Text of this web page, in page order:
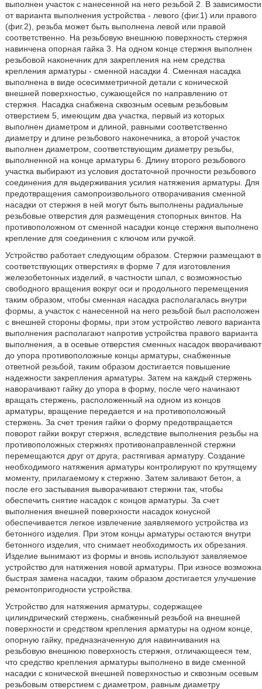
выполнен участок с нанесенной на него резьбой 2. В зависимости
от варианта выполнения устройства - левого (фиг.1) или правого
(фиг.2), резьба может быть выполнена левой или правой
соответственно. На резьбовую внешнюю поверхность стержня
навинчена опорная гайка 3. На одном конце стержня выполнен
резьбовой наконечник для закрепления на нем средства
крепления арматуры - сменной насадки 4. Сменная насадка
выполнена в виде осесимметричной детали с конической
внешней поверхностью, сужающейся по направлению от
стержня. Насадка снабжена сквозным осевым резьбовым
отверстием 5, имеющим два участка, первый из которых
выполнен диаметром и длиной, равными соответственно
диаметру и длине резьбового наконечника, а второй участок
выполнен диаметром, соответствующим диаметру резьбы,
выполненной на конце арматуры 6. Длину второго резьбового
участка выбирают из условия достаточной прочности резьбового
соединения для выдерживания усилия натяжения арматуры. Для
предотвращения самопроизвольного отворачивания сменной
насадки от стержня в ней могут быть выполнены радиальные
резьбовые отверстия для размещения стопорных винтов. На
противоположном от сменной насадки конце стержня выполнено
крепление для соединения с ключом или ручкой.
Устройство работает следующим образом. Стержни размещают в
соответствующих отверстиях в форме 7 для изготовления
железобетонных изделий, в частности шпал, с возможностью
свободного вращения вокруг оси и продольного перемещения
таким образом, чтобы сменная насадка располагалась внутри
формы, а участок с нанесенной на него резьбой был расположен
с внешней стороны формы, при этом устройство левого варианта
выполнения располагают напротив устройства правого варианта
выполнения, а в осевые отверстия сменных насадок вворачивают
до упора противоположные концы арматуры, снабженные
ответной резьбой, таким образом достигается повышение
надежности закрепления арматуры. Затем на каждый стержень
наворачивают гайку до упора в форму, после чего начинают
вращать стержень, расположенный на одном из концов
арматуры, вращение передается и на противоположный
стержень. За счет трения гайки о форму предотвращается
поворот гайки вокруг стержня, вследствие выполнения резьбы на
противоположных стержнях противонаправленной стержни
перемещаются друг от друга, растягивая арматуру. Создание
необходимого натяжения арматуры контролируют по крутящему
моменту, прилагаемому к стержню. Затем заливают бетон, а
после его застывания выворачивают стержни так, чтобы
обеспечить снятие насадок с концов арматуры. За счет
выполнения внешней поверхности насадок конусной
обеспечивается легкое извлечение заявляемого устройства из
бетонного изделия. При этом концы арматуры остаются внутри
бетонного изделия, что снимает необходимость их обрезания.
Изделие вынимают из формы и вновь используют заявляемое
устройство для натяжения новой арматуры. При износе возможна
быстрая замена насадки, таким образом достигается улучшение
ремонтопригодности устройства.
Устройство для натяжения арматуры, содержащее
цилиндрический стержень, снабженный резьбой на внешней
поверхности и средством крепления арматуры на одном конце,
опорную гайку, предназначенную для навинчивания на
резьбовую внешнюю поверхность стержня, отличающееся тем,
что средство крепления арматуры выполнено в виде сменной
насадки с конической внешней поверхностью и сквозным осевым
резьбовым отверстием с диаметром, равным диаметру